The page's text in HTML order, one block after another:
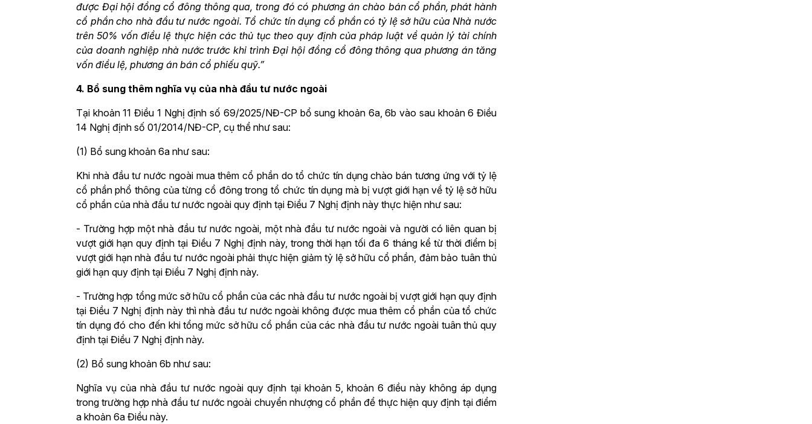
được Đại hội đồng cổ đông thông qua, trong đó có phương án chào bán cổ phần, phát hành
cổ phần cho nhà đầu tư nước ngoài. Tổ chức tín dụng cổ phần có tỷ lệ sở hữu của Nhà nước
trên 50% vốn điều lệ thực hiện các thủ tục theo quy định của pháp luật về quản lý tài chính
của doanh nghiệp nhà nước trước khi trình Đại hội đồng cổ đông thông qua phương án tăng
vốn điều lệ, phương án bán cổ phiếu quỹ.”
4. Bổ sung thêm nghĩa vụ của nhà đầu tư nước ngoài
Tại khoản 11 Điều 1 Nghị định số 69/2025/NĐ-CP bổ sung khoản 6a, 6b vào sau khoản 6 Điều
14 Nghị định số 01/2014/NĐ-CP, cụ thể như sau:
(1) Bổ sung khoản 6a như sau:
Khi nhà đầu tư nước ngoài mua thêm cổ phần do tổ chức tín dụng chào bán tương ứng với tỷ lệ
cổ phần phổ thông của từng cổ đông trong tổ chức tín dụng mà bị vượt giới hạn về tỷ lệ sở hữu
cổ phần của nhà đầu tư nước ngoài quy định tại Điều 7 Nghị định này thực hiện như sau:
- Trường hợp một nhà đầu tư nước ngoài, một nhà đầu tư nước ngoài và người có liên quan bị
vượt giới hạn quy định tại Điều 7 Nghị định này, trong thời hạn tối đa 6 tháng kể từ thời điểm bị
vượt giới hạn nhà đầu tư nước ngoài phải thực hiện giảm tỷ lệ sở hữu cổ phần, đảm bảo tuân thủ
giới hạn quy định tại Điều 7 Nghị định này.
- Trường hợp tổng mức sở hữu cổ phần của các nhà đầu tư nước ngoài bị vượt giới hạn quy định
tại Điều 7 Nghị định này thì nhà đầu tư nước ngoài không được mua thêm cổ phần của tổ chức
tín dụng đó cho đến khi tổng mức sở hữu cổ phần của các nhà đầu tư nước ngoài tuân thủ quy
định tại Điều 7 Nghị định này.
(2) Bổ sung khoản 6b như sau:
Nghĩa vụ của nhà đầu tư nước ngoài quy định tại khoản 5, khoản 6 điều này không áp dụng
trong trường hợp nhà đầu tư nước ngoài chuyển nhượng cổ phần để thực hiện quy định tại điểm
a khoản 6a Điều này.